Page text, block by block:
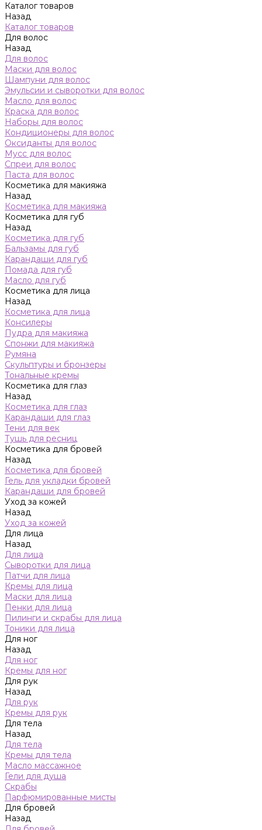
Каталог товаров
Назад
Каталог товаров
Для волос
Назад
Для волос
Маски для волос
Шампуни для волос
Эмульсии и сыворотки для волос
Масло для волос
Краска для волос
Наборы для волос
Кондиционеры для волос
Оксиданты для волос
Мусс для волос
Спреи для волос
Паста для волос
Косметика для макияжа
Назад
Косметика для макияжа
Косметика для губ
Назад
Косметика для губ
Бальзамы для губ
Карандаши для губ
Помада для губ
Масло для губ
Косметика для лица
Назад
Косметика для лица
Консилеры
Пудра для макияжа
Спонжи для макияжа
Румяна
Скульптуры и бронзеры
Тональные кремы
Косметика для глаз
Назад
Косметика для глаз
Карандаши для глаз
Тени для век
Тушь для ресниц
Косметика для бровей
Назад
Косметика для бровей
Гель для укладки бровей
Карандаши для бровей
Уход за кожей
Назад
Уход за кожей
Для лица
Назад
Для лица
Сыворотки для лица
Патчи для лица
Кремы для лица
Маски для лица
Пенки для лица
Пилинги и скрабы для лица
Тоники для лица
Для ног
Назад
Для ног
Кремы для ног
Для рук
Назад
Для рук
Кремы для рук
Для тела
Назад
Для тела
Кремы для тела
Масло массажное
Гели для душа
Скрабы
Парфюмированные мисты
Для бровей
Назад